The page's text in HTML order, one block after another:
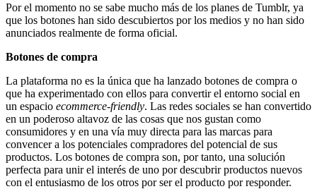
Por el momento no se sabe mucho más de los planes de Tumblr, ya
que los botones han sido descubiertos por los medios y no han sido
anunciados realmente de forma oficial.
Botones de compra
La plataforma no es la única que ha lanzado botones de compra o
que ha experimentado con ellos para convertir el entorno social en
un espacio ecommerce-friendly. Las redes sociales se han convertido
en un poderoso altavoz de las cosas que nos gustan como
consumidores y en una vía muy directa para las marcas para
convencer a los potenciales compradores del potencial de sus
productos. Los botones de compra son, por tanto, una solución
perfecta para unir el interés de uno por descubrir productos nuevos
con el entusiasmo de los otros por ser el producto por responder.